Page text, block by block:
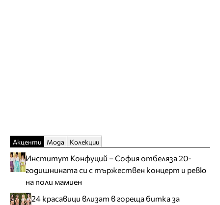
Акценти Мода Колекции
Институт Конфуций – София отбеляза 20-
годишнината си с тържествен концерт и ревю
на поли мамиен
24 красавици влизат в гореща битка за